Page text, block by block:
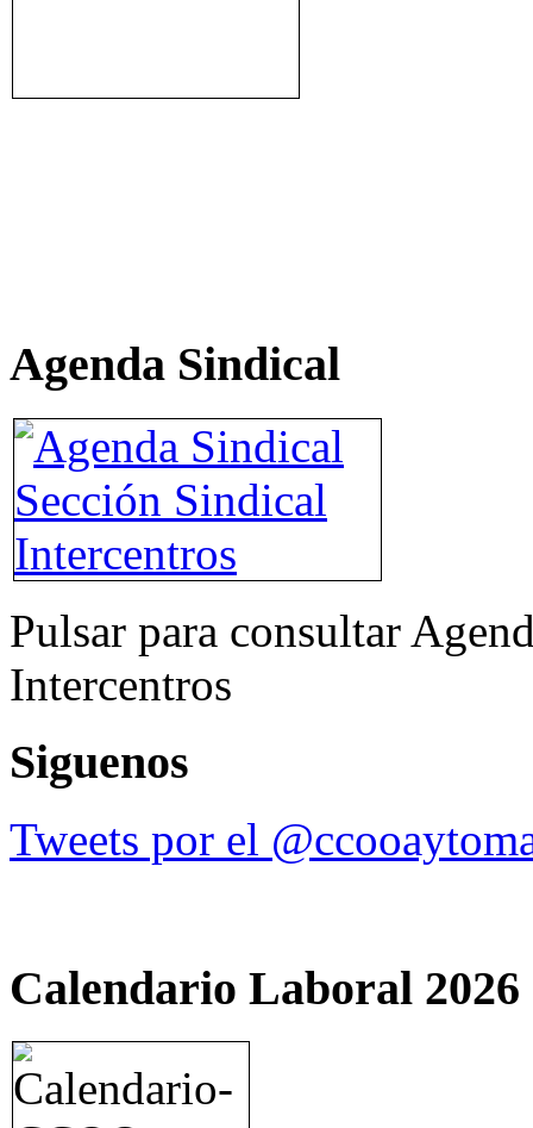
Agenda Sindical
Pulsar para consultar
Intercentros
Siguenos
Tweets por el
Calendario Laboral 2026